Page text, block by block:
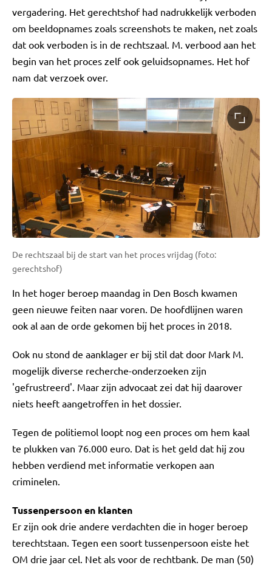
vergadering. Het gerechtshof had nadrukkelijk verboden
om beeldopnames zoals screenshots te maken, net zoals
dat ook verboden is in de rechtszaal. M. verbood aan het
begin van het proces zelf ook geluidsopnames. Het hof
nam dat verzoek over.
De rechtszaal bij de start van het proces vrijdag (foto:
gerechtshof)
In het hoger beroep maandag in Den Bosch kwamen
geen nieuwe feiten naar voren. De hoofdlijnen waren
ook al aan de orde gekomen bij het proces in 2018.
Ook nu stond de aanklager er bij stil dat door Mark M.
mogelijk diverse recherche-onderzoeken zijn
'gefrustreerd'. Maar zijn advocaat zei dat hij daarover
niets heeft aangetroffen in het dossier.
Tegen de politiemol loopt nog een proces om hem kaal
te plukken van 76.000 euro. Dat is het geld dat hij zou
hebben verdiend met informatie verkopen aan
criminelen.
Tussenpersoon en klanten
Er zijn ook drie andere verdachten die in hoger beroep
terechtstaan. Tegen een soort tussenpersoon eiste het
OM drie jaar cel. Net als voor de rechtbank. De man (50)